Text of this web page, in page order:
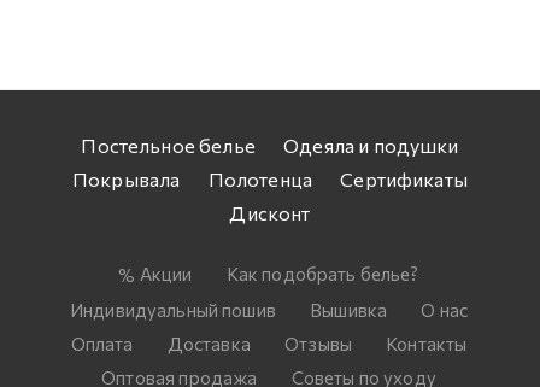
Постельное белье
Одеяла и подушки
Покрывала
Полотенца
Сертификаты
Дисконт
Акции
Как подобрать белье?
Индивидуальный пошив
Вышивка
О нас
Оплата
Доставка Отзывы
Контакты
Оптовая продажа
Советы по уходу